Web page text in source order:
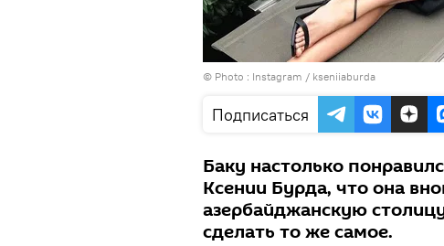
© Photo : Instagram / kseniiaburda
Подписаться
Баку настолько
Ксении Бурда, что она
азербайджанскую
сделать то же самое.